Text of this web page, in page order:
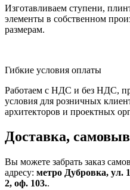
Изготавливаем ступени,
элементы в собственном
размерам.
Гибкие условия оплаты
Работаем с НДС и без НДС,
условия для розничных
архитекторов и проектных
Доставка,
Вы можете забрать заказ
адресу: метро Дубровка, ул.
2, оф. 103..